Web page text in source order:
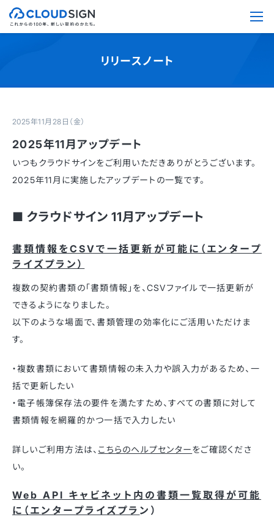
リリースノート
2025年11月28日（金）
2025年11月アップデート
いつもクラウドサインをご利用いただきありがとうございます。
2025年11月に実施したアップデートの一覧です。
■ クラウドサイン 11月アップデート
書類情報をCSVで一括更新が可能に（エンタープ
ライズプラン）
複数の契約書類の「書類情報」を、CSVファイルで一括更新が
できるようになりました。
以下のような場面で、書類管理の効率化にご活用いただけま
す。
・複数書類において書類情報の未入力や誤入力があるため、一
括で更新したい
・電子帳簿保存法の要件を満たすため、すべての書類に対して
書類情報を網羅的かつ一括で入力したい
詳しいご利用方法は、 こちらのヘルプセンターをご確認くださ
い。
Web API キャビネット内の書類一覧取得が可能
に（エンタープライズプラ ン）